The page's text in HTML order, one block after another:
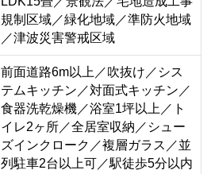
規制区域／緑化地域／準防火地域
／津波災害警戒区域
前面道路6m以上／吹抜け／シス
テムキッチン／対面式キッチン／
食器洗乾燥機／浴室1坪以上／ト
イレ2ヶ所／全居室収納／シュー
ズインクローク／複層ガラス／並
列駐車2台以上可／駅徒歩5分以内